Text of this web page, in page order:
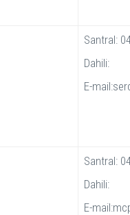
Santral:
Dahili:
E-
Santral:
Dahili:
E-